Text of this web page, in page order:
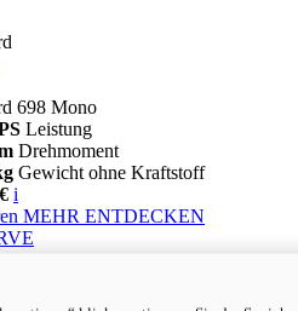
698 Mono
Leistung
Drehmoment
Gewicht ohne Kraftstoff
i
MEHR ENTDECKEN
Leistung